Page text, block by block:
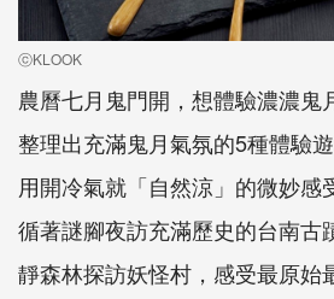
ⓒKLOOK
農曆七月鬼門開，想體驗濃濃鬼
整理出充滿鬼月氣氛的5種體驗
用開冷氣就「自然涼」的微妙感
循著謎腳夜訪充滿歷史的台南古
靜森林探訪妖怪村，感受最原始